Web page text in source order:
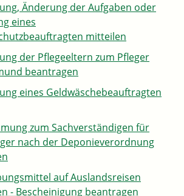
Änderung der Aufgaben oder
eines
mitteilen
der Pflegeeltern zum Pfleger
beantragen
eines Geldwäschebeauftragten
zum Sachverständigen für
nach der Deponieverordnung
auf Auslandsreisen
- Bescheinigung beantragen